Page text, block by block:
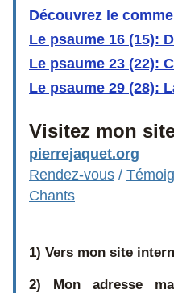
Découvrez le
Le psaume 16 (15):
Le psaume 23 (22):
Le psaume 29 (28):
Visitez mon
pierrejaquet.org
Rendez-vous /
Chants
1) Vers mon site
2)